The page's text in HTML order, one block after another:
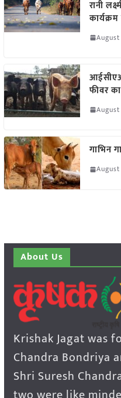
रानी
फीवर
गाभिन
About Us
Krishak Jagat was
Chandra Bondriya
Shri Suresh